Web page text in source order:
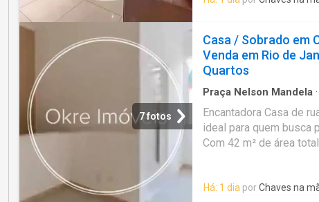
natural em todos os
fachada revestida em
amplia a sensação de
permitindo contemplar
orientação para o sol
a iluminação favorável
acolhedora e cheia de
7 fotos
Casa / Sobrado em
Venda em Rio de
Quartos
Praça Nelson Mandela ·
Encantadora Casa de
ideal para quem busca
Com 42 m² de área
espaços bem
conforto e aconchego,
Há: 1 dia porChaves na